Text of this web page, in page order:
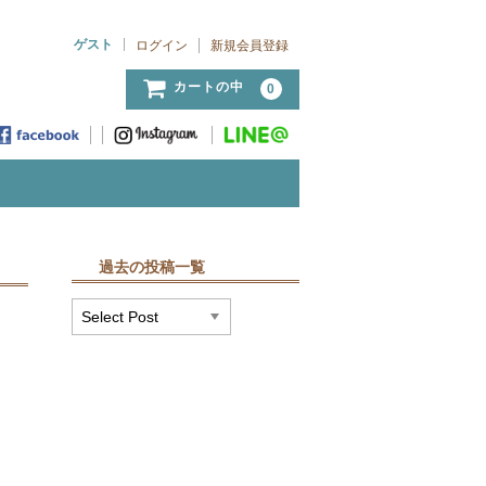
ゲスト
ログイン 新規会員登録
カートの中 0
過去の投稿一覧